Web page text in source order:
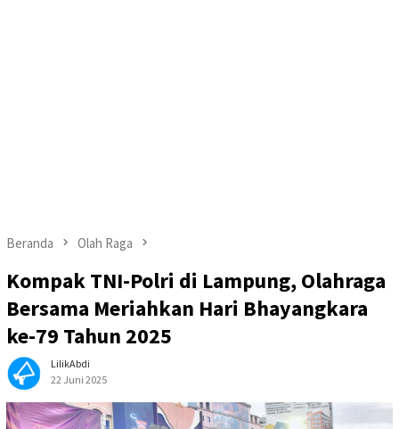
Beranda Olah Raga
Kompak TNI-Polri di Lampung, Olahraga
Bersama Meriahkan Hari Bhayangkara
ke-79 Tahun 2025
LilikAbdi
22 Juni 2025